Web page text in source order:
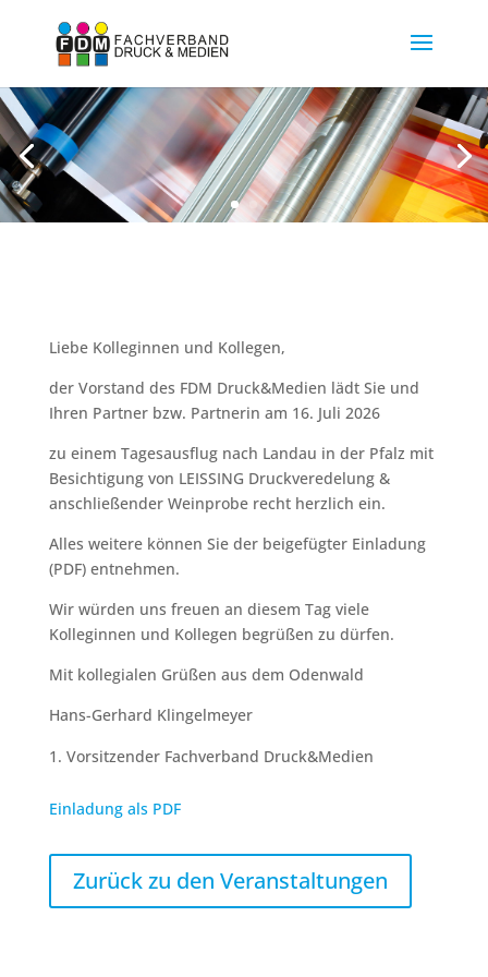
Liebe Kolleginnen und Kollegen,
der Vorstand des FDM Druck&Medien lädt Sie und
Ihren Partner bzw. Partnerin am 16. Juli 2026
zu einem Tagesausflug nach Landau in der Pfalz mit
Besichtigung von LEISSING Druckveredelung &
anschließender Weinprobe recht herzlich ein.
Alles weitere können Sie der beigefügter Einladung
(PDF) entnehmen.
Wir würden uns freuen an diesem Tag viele
Kolleginnen und Kollegen begrüßen zu dürfen.
Mit kollegialen Grüßen aus dem Odenwald
Hans-Gerhard Klingelmeyer
Vorsitzender Fachverband Druck&Medien
Einladung als PDF
Zurück zu den Veranstaltungen